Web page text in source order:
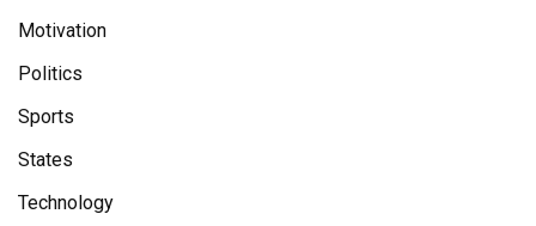
Motivation
Politics
Sports
States
Technology